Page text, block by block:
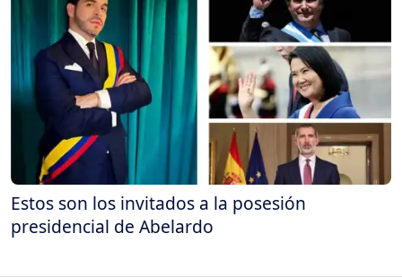
Estos son los invitados a la posesión
presidencial de Abelardo